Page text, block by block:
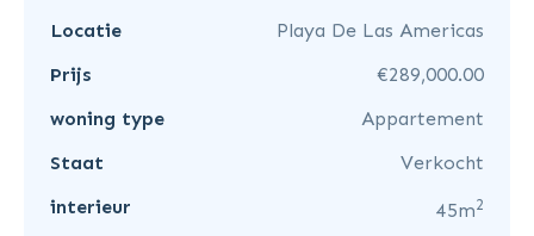
Locatie
Playa De Las Americas
Prijs
€289,000.00
woning type
Appartement
Staat
Verkocht
interieur
45m2